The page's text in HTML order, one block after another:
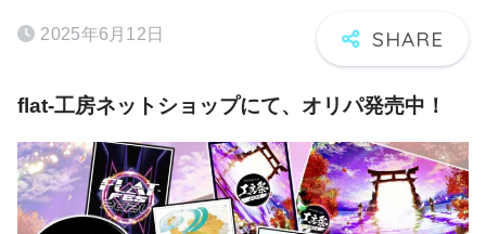
2025年6月12日
flat-工房ネットショップにて、オリパ発売中！